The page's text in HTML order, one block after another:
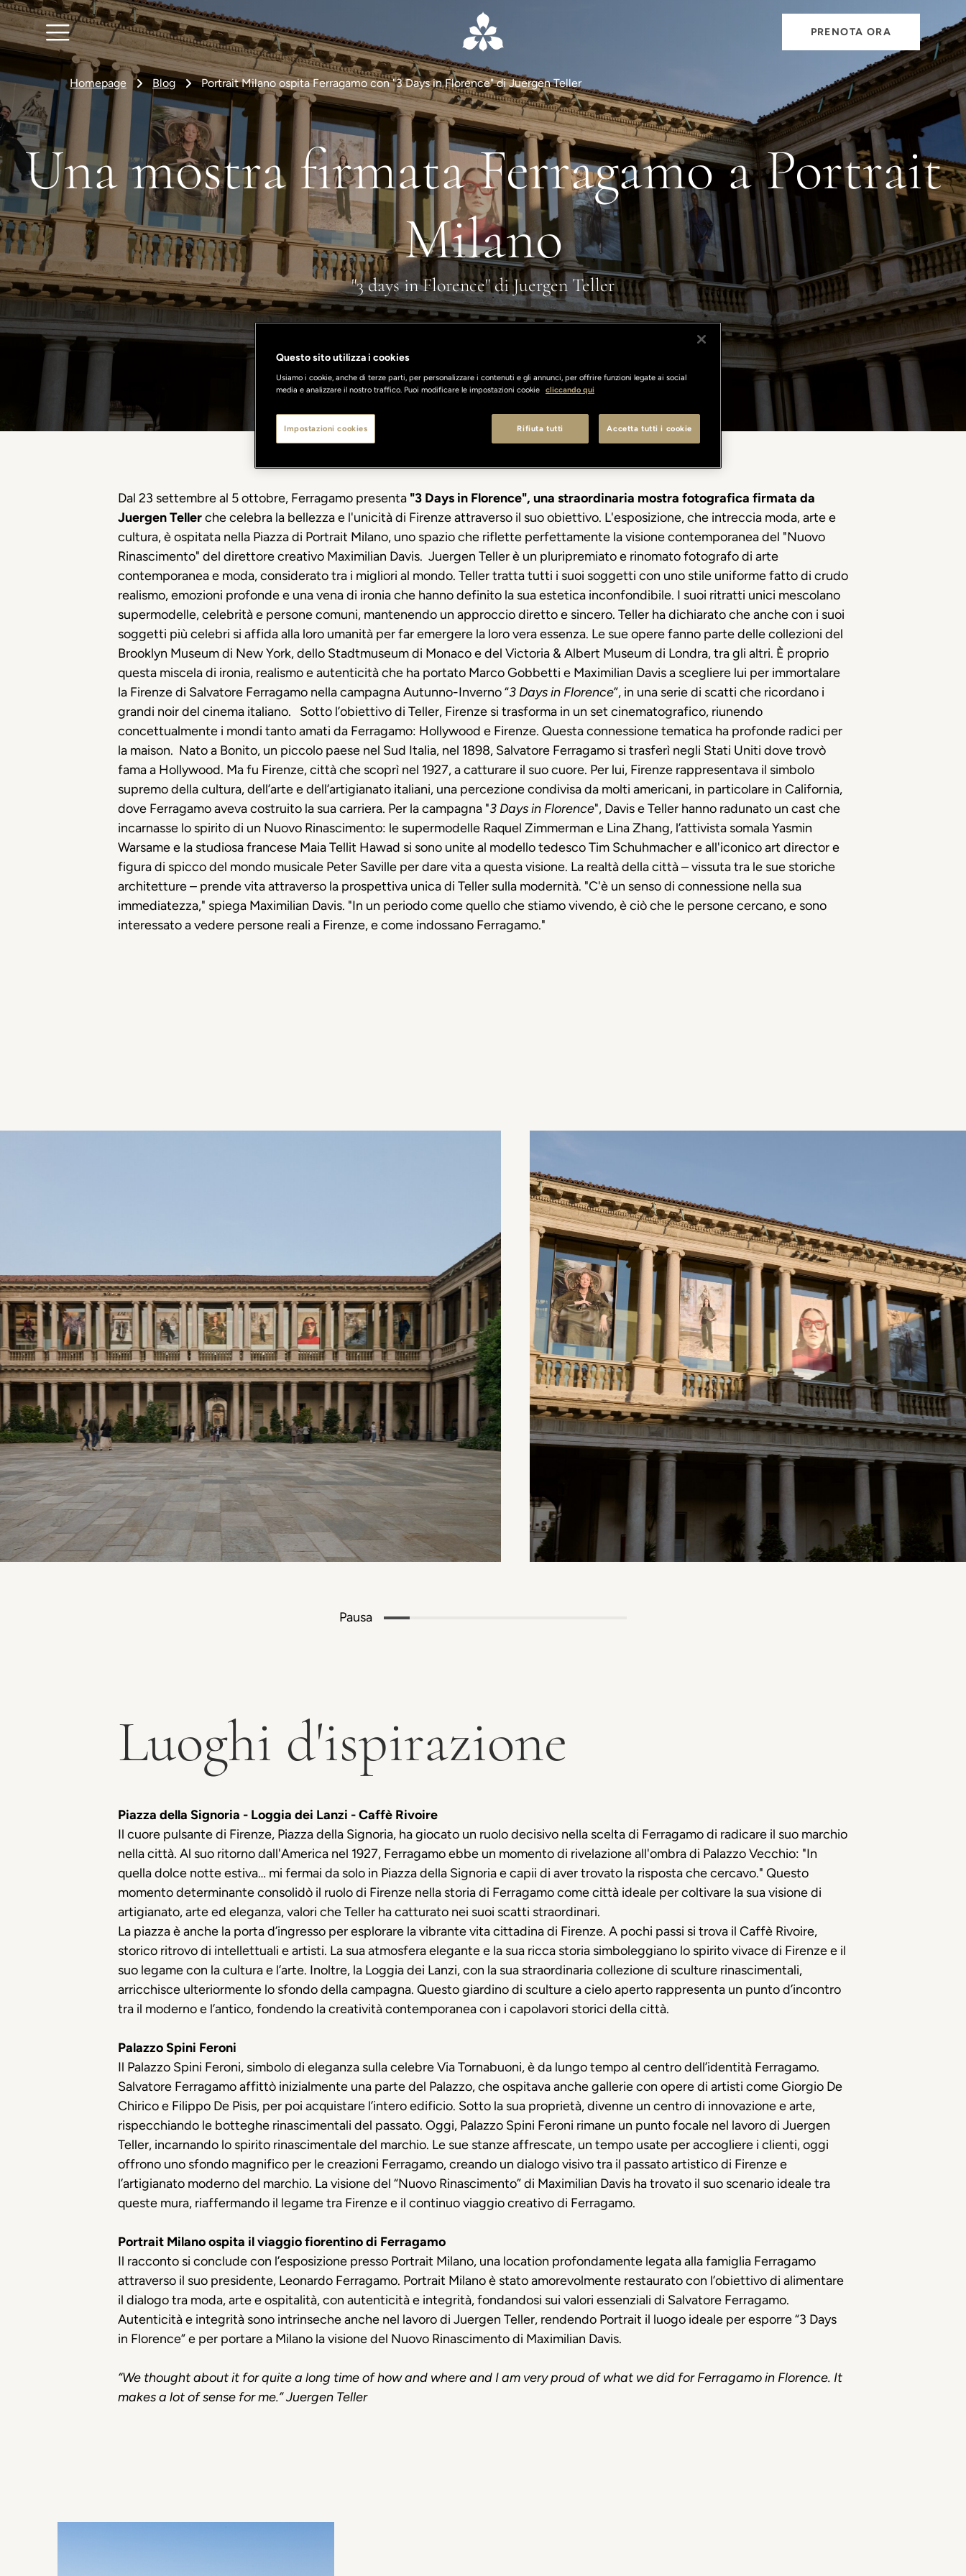
PRENOTA ORA
Homepage Blog Portrait Milano ospita Ferragamo con "3 Days in Florence" di Juergen Teller
Una mostra firmata Ferragamo a Portrait
Milano
"3 days in Florence" di Juergen Teller
Dal 23 settembre al 5 ottobre, Ferragamo presenta "3 Days in Florence", una straordinaria mostra fotografica firmata da
Juergen Tellerche celebra la bellezza e l'unicità di Firenze attraverso il suo obiettivo. L'esposizione, che intreccia moda, arte e
cultura, è ospitata nella Piazza di Portrait Milano, uno spazio che riflette perfettamente la visione contemporanea del "Nuovo
Rinascimento" del direttore creativo Maximilian Davis. Juergen Teller è un pluripremiato e rinomato fotografo di arte
contemporanea e moda, considerato tra i migliori al mondo. Teller tratta tutti i suoi soggetti con uno stile uniforme fatto di crudo
realismo, emozioni profonde e una vena di ironia che hanno definito la sua estetica inconfondibile. I suoi ritratti unici mescolano
supermodelle, celebrità e persone comuni, mantenendo un approccio diretto e sincero. Teller ha dichiarato che anche con i suoi
soggetti più celebri si affida alla loro umanità per far emergere la loro vera essenza. Le sue opere fanno parte delle collezioni del
Brooklyn Museum di New York, dello Stadtmuseum di Monaco e del Victoria & Albert Museum di Londra, tra gli altri. È proprio
questa miscela di ironia, realismo e autenticità che ha portato Marco Gobbetti e Maximilian Davis a scegliere lui per immortalare
la Firenze di Salvatore Ferragamo nella campagna Autunno-Inverno “3 Days in Florence”, in una serie di scatti che ricordano i
grandi noir del cinema italiano.
Sotto l’obiettivo di Teller, Firenze si trasforma in un set cinematografico, riunendo
concettualmente i mondi tanto amati da Ferragamo: Hollywood e Firenze. Questa connessione tematica ha profonde radici per
la maison. Nato a Bonito, un piccolo paese nel Sud Italia, nel 1898, Salvatore Ferragamo si trasferì negli Stati Uniti dove trovò
fama a Hollywood. Ma fu Firenze, città che scoprì nel 1927, a catturare il suo cuore. Per lui, Firenze rappresentava il simbolo
supremo della cultura, dell’arte e dell’artigianato italiani, una percezione condivisa da molti americani, in particolare in California,
dove Ferragamo aveva costruito la sua carriera. Per la campagna "3 Days in Florence", Davis e Teller hanno radunato un cast che
incarnasse lo spirito di un Nuovo Rinascimento: le supermodelle Raquel Zimmerman e Lina Zhang, l’attivista somala Yasmin
Warsame e la studiosa francese Maia Tellit Hawad si sono unite al modello tedesco Tim Schuhmacher e all'iconico art director e
figura di spicco del mondo musicale Peter Saville per dare vita a questa visione. La realtà della città – vissuta tra le sue storiche
architetture – prende vita attraverso la prospettiva unica di Teller sulla modernità. "C'è un senso di connessione nella sua
immediatezza," spiega Maximilian Davis. "In un periodo come quello che stiamo vivendo, è ciò che le persone cercano, e sono
interessato a vedere persone reali a Firenze, e come indossano Ferragamo."
Pausa
Luoghi d'ispirazione
Piazza della Signoria - Loggia dei Lanzi - Caffè Rivoire
Il cuore pulsante di Firenze, Piazza della Signoria, ha giocato un ruolo decisivo nella scelta di Ferragamo di radicare il suo marchio
nella città. Al suo ritorno dall'America nel 1927, Ferragamo ebbe un momento di rivelazione all'ombra di Palazzo Vecchio: "In
quella dolce notte estiva… mi fermai da solo in Piazza della Signoria e capii di aver trovato la risposta che cercavo." Questo
momento determinante consolidò il ruolo di Firenze nella storia di Ferragamo come città ideale per coltivare la sua visione di
artigianato, arte ed eleganza, valori che Teller ha catturato nei suoi scatti straordinari.
La piazza è anche la porta d’ingresso per esplorare la vibrante vita cittadina di Firenze. A pochi passi si trova il Caffè Rivoire,
storico ritrovo di intellettuali e artisti. La sua atmosfera elegante e la sua ricca storia simboleggiano lo spirito vivace di Firenze e il
suo legame con la cultura e l’arte. Inoltre, la Loggia dei Lanzi, con la sua straordinaria collezione di sculture rinascimentali,
arricchisce ulteriormente lo sfondo della campagna. Questo giardino di sculture a cielo aperto rappresenta un punto d’incontro
tra il moderno e l’antico, fondendo la creatività contemporanea con i capolavori storici della città.
Palazzo Spini Feroni
Il Palazzo Spini Feroni, simbolo di eleganza sulla celebre Via Tornabuoni, è da lungo tempo al centro dell’identità Ferragamo.
Salvatore Ferragamo affittò inizialmente una parte del Palazzo, che ospitava anche gallerie con opere di artisti come Giorgio De
Chirico e Filippo De Pisis, per poi acquistare l’intero edificio. Sotto la sua proprietà, divenne un centro di innovazione e arte,
rispecchiando le botteghe rinascimentali del passato. Oggi, Palazzo Spini Feroni rimane un punto focale nel lavoro di Juergen
Teller, incarnando lo spirito rinascimentale del marchio. Le sue stanze affrescate, un tempo usate per accogliere i clienti, oggi
offrono uno sfondo magnifico per le creazioni Ferragamo, creando un dialogo visivo tra il passato artistico di Firenze e
l’artigianato moderno del marchio. La visione del “Nuovo Rinascimento” di Maximilian Davis ha trovato il suo scenario ideale tra
queste mura, riaffermando il legame tra Firenze e il continuo viaggio creativo di Ferragamo.
Portrait Milano ospita il viaggio fiorentino di Ferragamo
Il racconto si conclude con l’esposizione presso Portrait Milano, una location profondamente legataalla famiglia Ferragamo
attraverso il suo presidente, Leonardo Ferragamo. Portrait Milanoè stato amorevolmente restaurato con l’obiettivo di alimentare
il dialogo tra moda, arte e ospitalità, con autenticità e integrità, fondandosi sui valori essenziali di Salvatore Ferragamo.
Autenticità e integrità sono intrinseche anche nel lavoro di Juergen Teller, rendendo Portrait il luogo ideale per esporre “3 Days
in Florence” e per portare a Milano la visione del Nuovo Rinascimento di Maximilian Davis.
“We thought about it for quite a long time of how and where and I am very proudof what we did for Ferragamo in Florence. It
makes a lotofsense for me.” Juergen Teller
Questo sito utilizza i cookies
Usiamo i cookie, anche di terze parti, per personalizzare i contenuti e gli annunci, per offrire funzioni legate ai social
media e analizzare il nostro traffico. Puoi modificare le impostazioni cookie cliccando qui
Rifiuta tutti Accetta tutti i cookie
Impostazioni cookies